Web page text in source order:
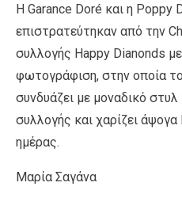
Η Garance Doré και η Poppy
επιστρατεύτηκαν από την
συλλογής Happy Dianonds
φωτογράφιση, στην οποία
συνδυάζει με μοναδικό
συλλογής και χαρίζει
ημέρας.
Μαρία Σαγάνα